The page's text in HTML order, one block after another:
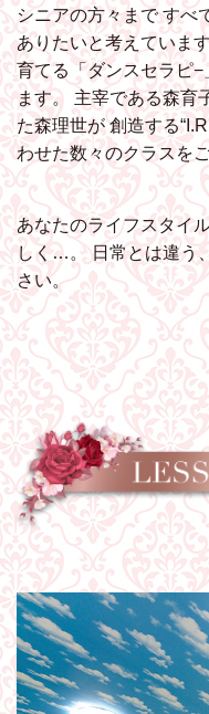
シニアの方々まですべ
ありたいと考えていま
育てる「ダンスセラピ−
ます。
主宰である森育
た森理世が創造する
わせた数々のクラスを
あなたのライフスタイ
しく…。日常とは違う
さい。